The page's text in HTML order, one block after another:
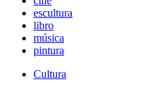
escultura
libro
música
pintura
Cultura